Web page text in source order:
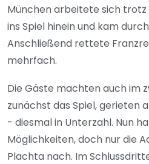
München arbeitete sich trotz
ins Spiel hinein und kam
Anschließend rettete
mehrfach.
Die Gäste machten auch im
zunächst das Spiel, gerieten
- diesmal in Unterzahl. Nun
Möglichkeiten, doch nur die
Plachta nach. Im